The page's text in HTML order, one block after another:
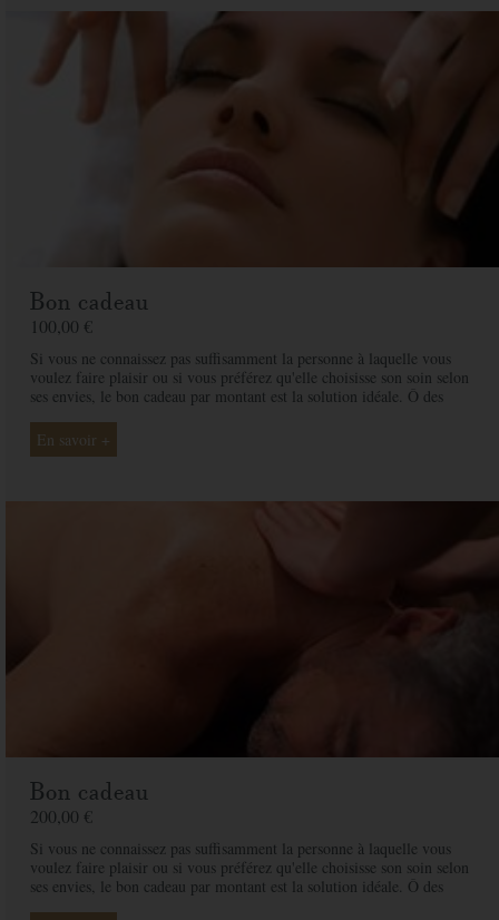
Bon cadeau
100,00 €
Si vous ne connaissez pas suffisamment la personne à laquelle vous
voulez faire plaisir ou si vous préférez qu'elle choisisse son soin selon
ses envies, le bon cadeau par montant est la solution idéale. Ô des
proche et ainsi rendre ce moment exceptionnel.
En savoir +
Bon cadeau
200,00 €
Si vous ne connaissez pas suffisamment la personne à laquelle vous
voulez faire plaisir ou si vous préférez qu'elle choisisse son soin selon
ses envies, le bon cadeau par montant est la solution idéale. Ô des